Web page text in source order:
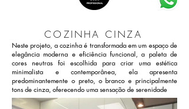
COZINHA CINZA
Neste projeto, a cozinha é transformada em um espaço de
elegância moderna e eficiência funcional, a paleta de
cores neutras foi escolhida para criar uma estética
minimalista e contemporânea, ela apresenta
predominantemente o preto, o branco e principalmente
tons de cinza, oferecendo uma sensação de serenidade